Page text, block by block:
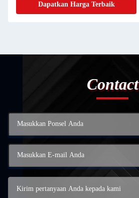
Dapatkan Harga Terbaik
Contact